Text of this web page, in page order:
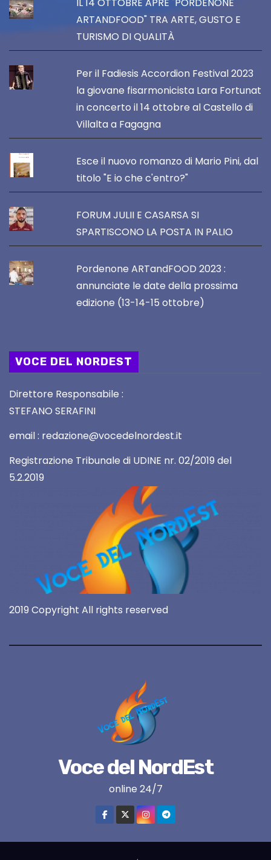
IL 14 OTTOBRE APRE "PORDENONE
ARTANDFOOD" TRA ARTE, GUSTO E
TURISMO DI QUALITÀ
Per il Fadiesis Accordion Festival 2023
la giovane fisarmonicista Lara Fortunat
in concerto il 14 ottobre al Castello di
Villalta a Fagagna
Esce il nuovo romanzo di Mario Pini, dal
titolo "E io che c'entro?"
FORUM JULII E CASARSA SI
SPARTISCONO LA POSTA IN PALIO
Pordenone ARTandFOOD 2023 :
annunciate le date della prossima
edizione (13-14-15 ottobre)
VOCE DEL NORDEST
Direttore Responsabile :
STEFANO SERAFINI
email : redazione@vocedelnordest.it
Registrazione Tribunale di UDINE nr. 02/2019 del
5.2.2019
2019 Copyright All rights reserved
Voce del NordEst
online 24/7